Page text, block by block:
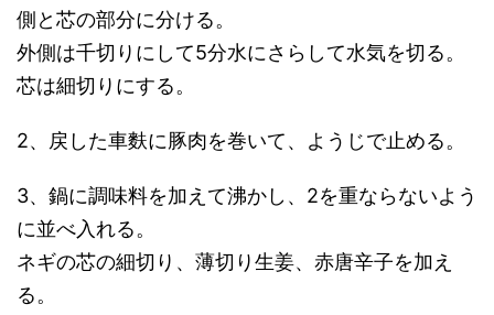
側と芯の部分に分ける。
外側は千切りにして5分水にさらして水気を切る。
芯は細切りにする。
2、戻した車麩に豚肉を巻いて、ようじで止める。
3、鍋に調味料を加えて沸かし、2を重ならないよう
に並べ入れる。
ネギの芯の細切り、薄切り生姜、赤唐辛子を加え
る。